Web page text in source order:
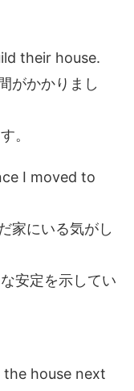
their house.
がかかりまし
。
I moved to
家にいる気がし
安定を示してい
the house next